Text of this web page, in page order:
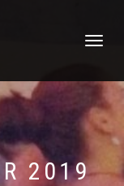
DÉPLIER
2019